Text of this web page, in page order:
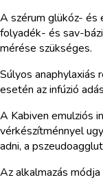
A szérum glükóz- és
folyadék- és sav-
mérése szükséges.
Súlyos anaphylaxiás
esetén az infúzió
A Kabiven emulziós
vérkészítménnyel
adni, a
Az alkalmazás módja